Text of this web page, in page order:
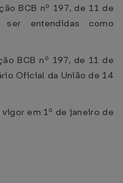
BCB nº 197, de 11 de
entendidas como
BCB nº 197, de 11 de
Oficial da União de 14
em 1º de janeiro de